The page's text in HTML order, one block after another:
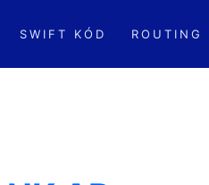
SWIFT KÓD ROUTING